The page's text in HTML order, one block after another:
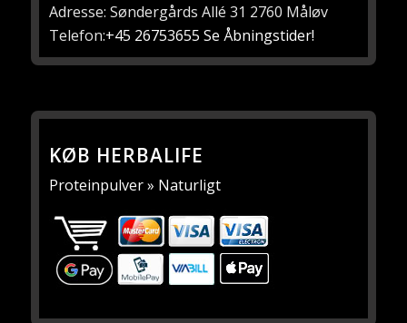
Adresse: Søndergårds Allé 31 2760 Måløv
Telefon:+45 26753655 Se Åbningstider!
KØB HERBALIFE
Proteinpulver » Naturligt